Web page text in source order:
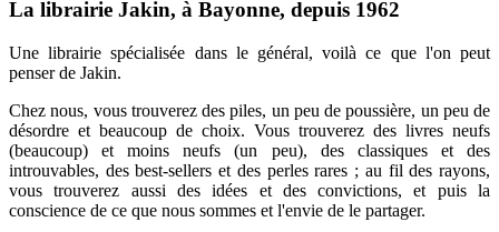
La librairie Jakin, à Bayonne, depuis 1962
Une librairie spécialisée dans le général, voilà ce que l'on peut
penser de Jakin.
Chez nous, vous trouverez des piles, un peu de poussière, un peu de
désordre et beaucoup de choix. Vous trouverez des livres neufs
(beaucoup) et moins neufs (un peu), des classiques et des
introuvables, des best-sellers et des perles rares ; au fil des rayons,
vous trouverez aussi des idées et des convictions, et puis la
conscience de ce que nous sommes et l'envie de le partager.